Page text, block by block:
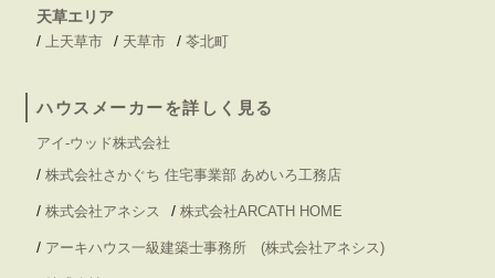
天草エリア
/ 上天草市 / 天草市 / 苓北町
ハウスメーカーを詳しく見る
アイ-ウッド株式会社
/ 株式会社さかぐち 住宅事業部 あめいろ工務店
/ 株式会社アネシス / 株式会社ARCATH HOME
/ アーキハウス一級建築士事務所 (株式会社アネシス)